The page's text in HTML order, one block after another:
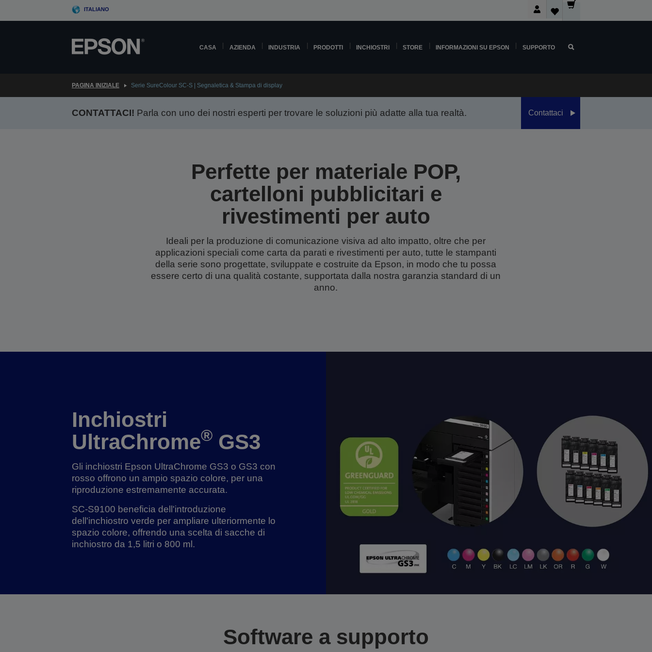
ITALIANO
CASA AZIENDA INDUSTRIA PRODOTTI INCHIOSTRI STORE INFORMAZIONI SU EPSON SUPPORTO
PAGINA INIZIALE Serie SureColour SC-S | Segnaletica & Stampa di display
CONTATTACI! Parla con uno dei nostri esperti per trovare le soluzioni più adatte alla tua realtà. Contattaci
Perfette per materiale POP,
cartelloni pubblicitari e
rivestimenti per auto
Ideali per la produzione di comunicazione visiva ad alto impatto, oltre che per
applicazioni speciali come carta da parati e rivestimenti per auto, tutte le stampanti
della serie sono progettate, sviluppate e costruite da Epson, in modo che tu possa
essere certo di una qualità costante, supportata dalla nostra garanzia standard di un
anno.
Inchiostri
UltraChrome®GS3
Gli inchiostri Epson UltraChrome GS3 o GS3 con
rosso offrono un ampio spazio colore, per una
riproduzione estremamente accurata.
SC-S9100 beneficia dell'introduzione
dell'inchiostro verde per ampliare ulteriormente lo
spazio colore, offrendo una scelta di sacche di
inchiostro da 1,5 litri o 800 ml.
Software a supporto